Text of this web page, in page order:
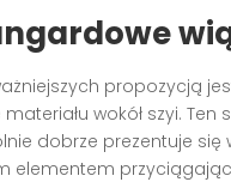
propozycją
materiału wokół szyi.
dobrze prezentuje
elementem